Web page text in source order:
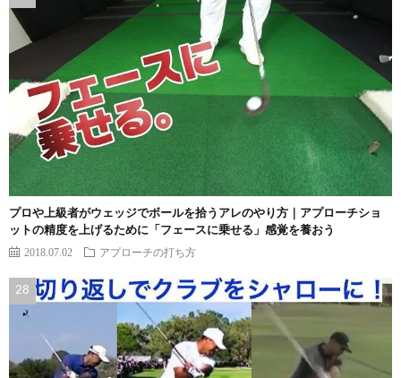
プロや上級者がウェッジでボールを拾うアレのやり方｜アプローチショ
ットの精度を上げるために「フェースに乗せる」感覚を養おう
2018.07.02 アプローチの打ち方